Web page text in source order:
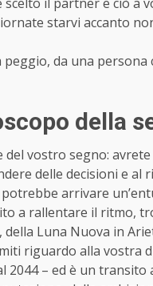
starvi accanto
da una persona
della
vostro segno:
delle decisioni e al
arrivare
a rallentare il ritmo,
Luna Nuova in
riguardo alla vostra
2044 – ed è un